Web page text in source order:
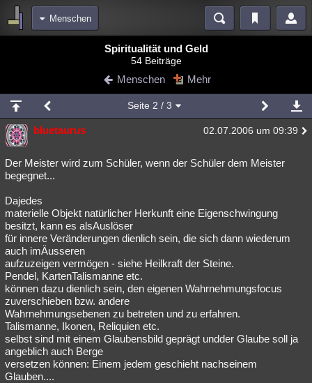
Menschen
Blogs
Chat Wiki Neuigkeiten
meine Rubriken
Menschen Wissenschaft Mystery Kriminalfälle
Spiritualität Verschwörungen Technologie Ufologie
weitere Rubriken
Philosophie Träume Orte
Astronomie Helpdesk Gruppen Gaming
Musik Clash Verbesserungen Allmystery English
Übersichten
Besucht Teilgenommen Alle
Lesenswert Schlüsselwörter
Spiritualität und Geld
54 Beiträge
Menschen Mehr
Seite 2 / 3
bluetaurus 02.07.2006 um 09:39
Der Meister wird zum Schüler, wenn der Schüler dem Meister
begegnet...
Dajedes
materielle Objekt natürlicher Herkunft eine Eigenschwingung
besitzt, kann es alsAuslöser
für innere Veränderungen dienlich sein, die sich dann wiederum
auch imÄusseren
aufzuzeigen vermögen - siehe Heilkraft der Steine.
Pendel, KartenTalismanne etc.
können dazu dienlich sein, den eigenen Wahrnehmungsfocus
zuverschieben bzw. andere
Wahrnehmungsebenen zu betreten und zu erfahren.
Talismanne, Ikonen, Reliquien etc.
selbst sind mit einem Glaubensbild geprägt undder Glaube soll ja
angeblich auch Berge
versetzen können: Einem jedem geschieht nachseinem
Glauben....